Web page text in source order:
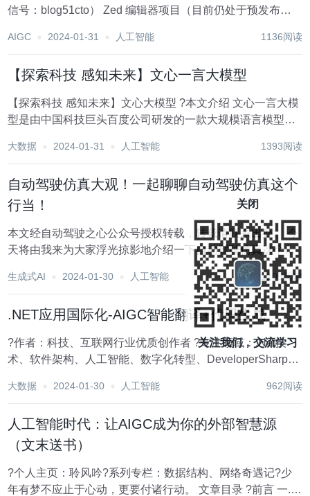
信号：blog51cto） Zed 编辑器项目（目前仍处于预发布阶
以其高性能和多种AI辅助选择为特色，但目前仍...
AIGC 2024-01-31 人工智能 1136阅读
【探索科技 感知未来】文心一言大模型
【探索科技 感知未来】文心大模型 ?本文介绍 文心一言大模
型是由中国科技巨头百度公司研发的一款大规模语言模型，
型具备强大的自然语言处理能力，可以理解并生成自然语
大数据 2024-01-31 人工智能 1393阅读
自动驾驶仿真大观！一起聊聊自动驾驶仿真这个
行当！
本文经自动驾驶之心公众号授权转载，转载请联系出处。 今
天将由我来为大家浮光掠影地介绍一下自动驾驶仿真这个行
当。 首先说为什么自动驾驶需要仿真。几年前看非诚勿扰，
嘉宾黄澜表示要有2/3的人接受自动驾驶她才会接受，体现了
普通群众对于自动驾驶安全性的关注。而...
生成式AI 2024-01-30 人工智能 1109阅读
.NET应用国际化-AIGC智能翻译+代码生成
?作者：科技、互联网行业优质创作者 ?专注领域：.Net技
术、软件架构、人工智能、数字化转型、DeveloperSharp、
化基地），里面有很多高价值技术文章，是你刻苦努力也积
大数据 2024-01-30 人工智能 962阅读
人工智能时代：让AIGC成为你的外部智慧源
（文末送书）
?个人主页：聆风吟?系列专栏：数据结构、网络奇遇记?少
年有梦不应止于心动，更要付诸行动。 文章目录 ?前言 一.
关闭
关注我们，交流学习